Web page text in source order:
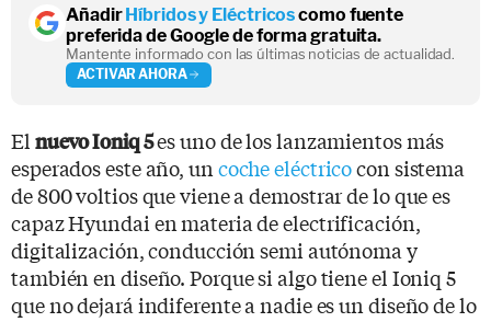
AñadirHíbridos y Eléctricoscomo fuente
preferida de Google de forma gratuita.
Mantente informado con las últimas noticias de actualidad.
ACTIVAR AHORA
El nuevo Ioniq 5es uno de los lanzamientos más
esperados este año, uncoche eléctricocon sistema
de 800 voltios que viene a demostrar de lo que es
capaz Hyundai en materia de electrificación,
digitalización, conducción semi autónoma y
también en diseño. Porque si algo tiene el Ioniq 5
que no dejará indiferente a nadie es un diseño de lo